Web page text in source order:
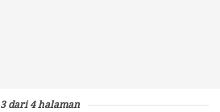
3 dari 4 halaman